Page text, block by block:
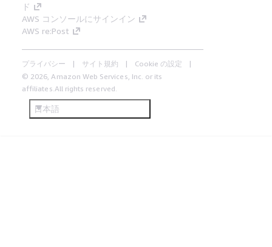
ド
AWS コンソールにサインイン
AWS re:Post
プライバシー サイト規約
Cookie の設定
© 2026, Amazon Web Services, Inc. or its
affiliates.All rights reserved.
日本語